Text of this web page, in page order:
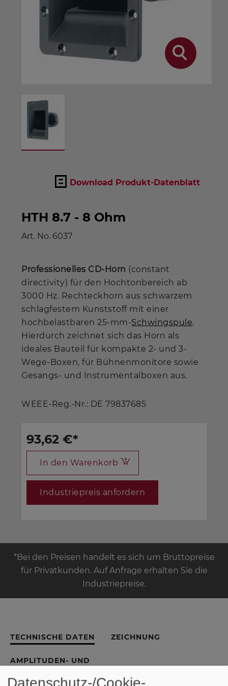
Download Produkt-Datenblatt
HTH 8.7 - 8 Ohm
Art. No. 6037
Professionelles CD-Horn (constant
directivity) für den Hochtonbereich ab
3000 Hz. Rechteckhorn aus schwarzem
schlagfestem Kunststoff mit einer
hochbelastbaren 25-mm-Schwingspule.
Hierdurch zeichnet sich das Horn als
ideales Bauteil für kompakte 2- und 3-
Wege-Boxen, für Bühnenmonitore sowie
Gesangs- und Instrumentalboxen aus.
WEEE-Reg.-Nr.: DE 79837685
93,62 €*
In den Warenkorb
Industriepreis anfordern
*Bei den Preisen handelt es sich um Bruttopreise
für Privatkunden. Auf Anfrage erhalten Sie die
Industriepreise.
TECHNISCHE DATEN ZEICHNUNG
AMPLITUDEN- UND
Datenschutz-/Cookie-